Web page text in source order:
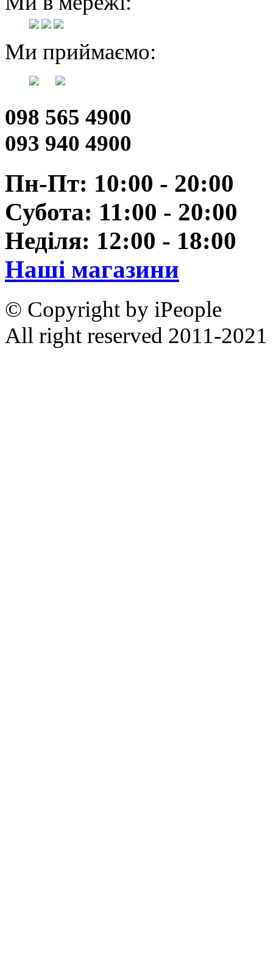
Ми приймаємо:
098 565 4900
093 940 4900
Пн-Пт: 10:00 - 20:00
Субота: 11:00 - 20:00
Неділя: 12:00 - 18:00
Наші магазини
© Copyright by iPeople
All right reserved 2011-2021